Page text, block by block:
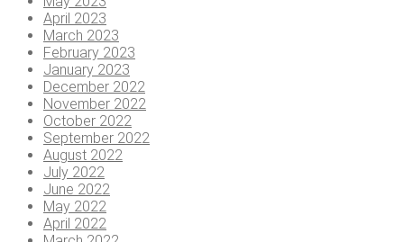
April 2023
March 2023
February 2023
January 2023
December 2022
November 2022
October 2022
September 2022
August 2022
July 2022
June 2022
May 2022
April 2022